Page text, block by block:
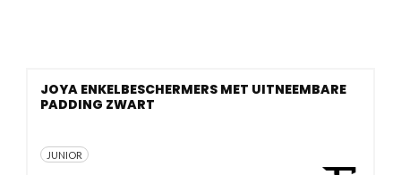
JUNIOR
JOYA ENKELBESCHERMERS MET UITNEEMBARE
PADDING ZWART